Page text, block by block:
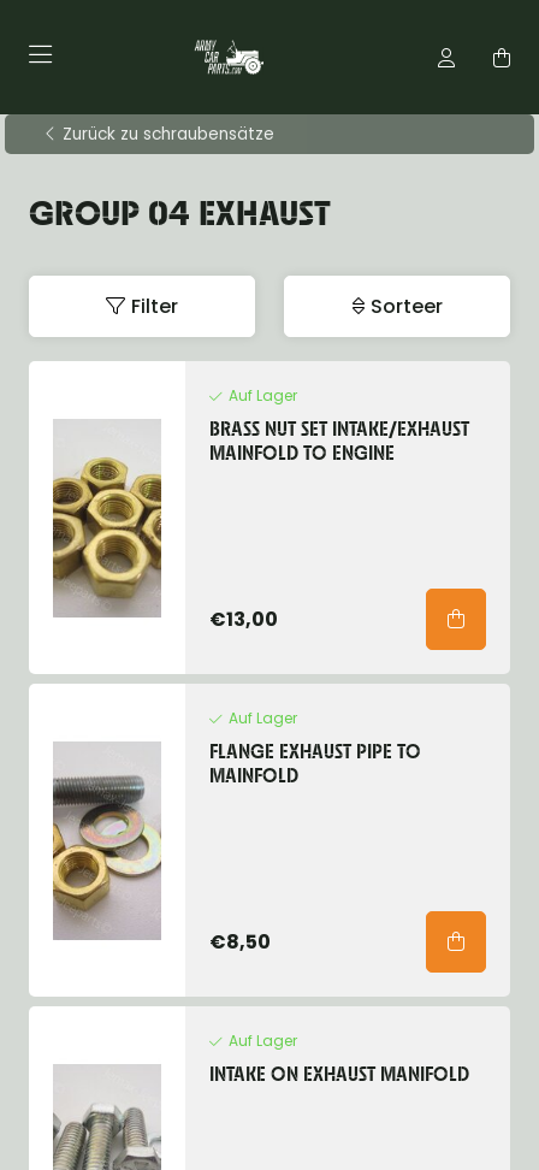
Zurück zu schraubensätze
GROUP 04 EXHAUST
Filter Sorteer
Auf Lager
BRASS NUT SET INTAKE/EXHAUST
MAINFOLD TO ENGINE
€13,00
Auf Lager
FLANGE EXHAUST PIPE TO
MAINFOLD
€8,50
Auf Lager
INTAKE ON EXHAUST MANIFOLD